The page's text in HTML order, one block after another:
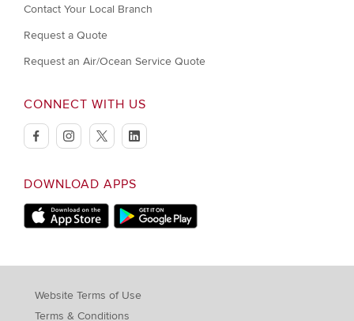
Contact Your Local Branch
Request a Quote
Request an Air/Ocean Service Quote
CONNECT WITH US
facebookinstagramtwitterlinkedin
DOWNLOAD APPS
Download on Apple StoreDownload on Google Play store
Website Terms of Use
Terms & Conditions